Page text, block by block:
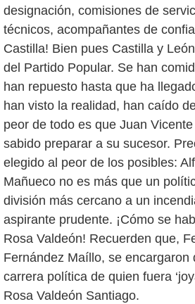
designación, comisiones de
técnicos, acompañantes de
Castilla! Bien pues Castilla y
del Partido Popular. Se han
han repuesto hasta que ha
han visto la realidad, han caído
peor de todo es que Juan
sabido preparar a su sucesor.
elegido al peor de los posibles:
Mañueco no es más que un
división más cercano a un
aspirante prudente. ¡Cómo se
Rosa Valdeón! Recuerden que,
Fernández Maíllo, se encargaron
carrera política de quien fuera
Rosa Valdeón Santiago.